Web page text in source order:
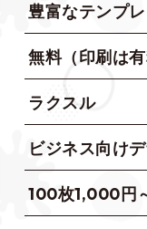
豊富なテンプ
無料（印刷は有
ラクスル
ビジネス向け
100枚1,000円